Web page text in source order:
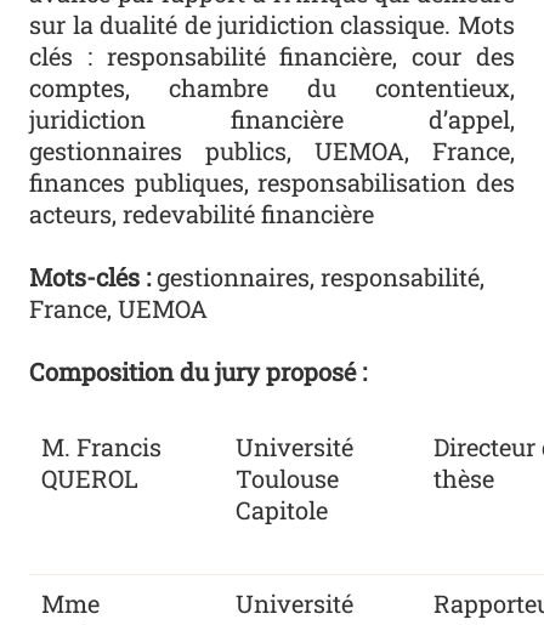
sur la dualité de juridiction classique. Mots
clés : responsabilité financière, cour des
comptes, chambre du contentieux,
juridiction financière d’appel,
gestionnaires publics, UEMOA, France,
finances publiques, responsabilisation des
acteurs, redevabilité financière
Mots-clés :gestionnaires, responsabilité,
France, UEMOA
Composition du jury proposé :
M. Francis
QUEROL
Université
Toulouse
Capitole
Directeur
thèse
Mme
Université